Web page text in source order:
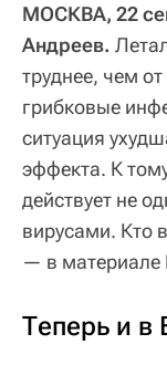
МОСКВА, 22
Андреев.
труднее, чем
грибковые
ситуация
эффекта. К
действует не
вирусами. Кто
— в материале
Теперь и в